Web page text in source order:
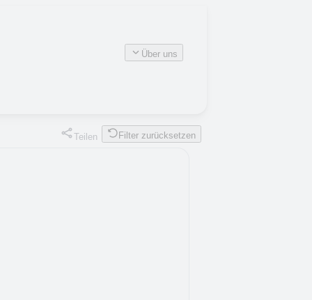
Über uns
Teilen Filter zurücksetzen